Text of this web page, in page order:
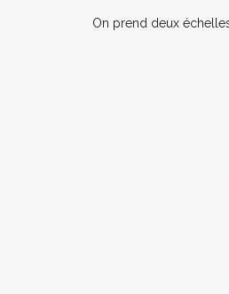
On prend deux